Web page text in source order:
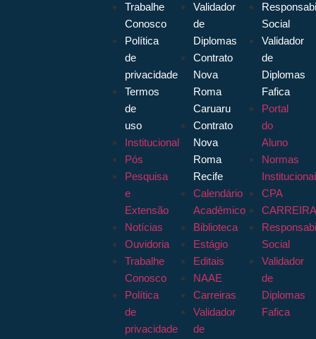
Trabalhe
Conosco
Política
de
privacidade
Termos
de
uso
Institucional
Pós
Pesquisa
e
Extensão
Notícias
Ouvidoria
Trabalhe
Conosco
Política
de
privacidade
Validador
de
Diplomas
Contrato
Nova
Roma
Caruaru
Contrato
Nova
Roma
Recife
Calendário
Acadêmico
Biblioteca
Estágio
Editais
NAAE
Carreiras
Validador
de
Social
Validador
de
Diplomas
Fafica
Portal
do
Aluno
Normas
CPA
Social
Validador
de
Diplomas
Fafica